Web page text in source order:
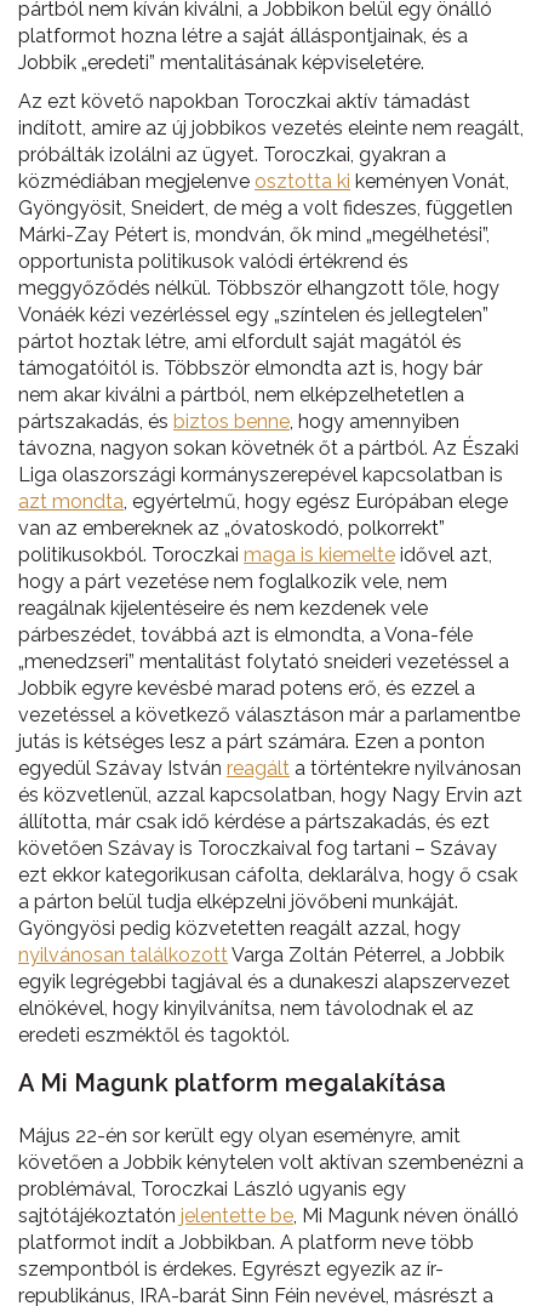
pártból nem kíván kiválni, a Jobbikon belül egy önálló
platformot hozna létre a saját álláspontjainak, és a
Jobbik „eredeti” mentalitásának képviseletére.
Az ezt követő napokban Toroczkai aktív támadást
indított, amire az új jobbikos vezetés eleinte nem reagált,
próbálták izolálni az ügyet. Toroczkai, gyakran a
közmédiában megjelenve osztotta ki keményen Vonát,
Gyöngyösit, Sneidert, de még a volt fideszes, független
Márki-Zay Pétert is, mondván, ők mind „megélhetési”,
opportunista politikusok valódi értékrend és
meggyőződés nélkül. Többször elhangzott tőle, hogy
Vonáék kézi vezérléssel egy „színtelen és jellegtelen”
pártot hoztak létre, ami elfordult saját magától és
támogatóitól is. Többször elmondta azt is, hogy bár
nem akar kiválni a pártból, nem elképzelhetetlen a
pártszakadás, és biztos benne, hogy amennyiben
távozna, nagyon sokan követnék őt a pártból. Az Északi
Liga olaszországi kormányszerepével kapcsolatban is
azt mondta, egyértelmű, hogy egész Európában elege
van az embereknek az „óvatoskodó, polkorrekt”
politikusokból. Toroczkai maga is kiemelte idővel azt,
hogy a párt vezetése nem foglalkozik vele, nem
reagálnak kijelentéseire és nem kezdenek vele
párbeszédet, továbbá azt is elmondta, a Vona-féle
„menedzseri” mentalitást folytató sneideri vezetéssel a
Jobbik egyre kevésbé marad potens erő, és ezzel a
vezetéssel a következő választáson már a parlamentbe
jutás is kétséges lesz a párt számára. Ezen a ponton
egyedül Szávay István reagált a történtekre nyilvánosan
és közvetlenül, azzal kapcsolatban, hogy Nagy Ervin azt
állította, már csak idő kérdése a pártszakadás, és ezt
követően Szávay is Toroczkaival fog tartani – Szávay
ezt ekkor kategorikusan cáfolta, deklarálva, hogy ő csak
a párton belül tudja elképzelni jövőbeni munkáját.
Gyöngyösi pedig közvetetten reagált azzal, hogy
nyilvánosan találkozottVarga Zoltán Péterrel, a Jobbik
egyik legrégebbi tagjával és a dunakeszi alapszervezet
elnökével, hogy kinyilvánítsa, nem távolodnak el az
eredeti eszméktől és tagoktól.
A Mi Magunk platform megalakítása
Május 22-én sor került egy olyan eseményre, amit
követően a Jobbik kénytelen volt aktívan szembenézni a
problémával, Toroczkai László ugyanis egy
sajtótájékoztatón jelentette be, Mi Magunk néven önálló
platformot indít a Jobbikban. A platform neve több
szempontból is érdekes. Egyrészt egyezik az ír-
republikánus, IRA-barát Sinn Féin nevével, másrészt a